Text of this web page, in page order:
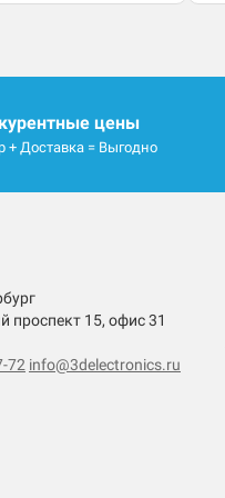
цены
+ Доставка = Выгодно
проспект 15, офис 31
72 info@3delectronics.ru